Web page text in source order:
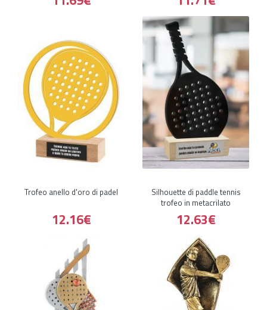
Trofeo anello d'oro di padel
12.16€
Silhouette di paddle tennis
trofeo in metacrilato
12.63€